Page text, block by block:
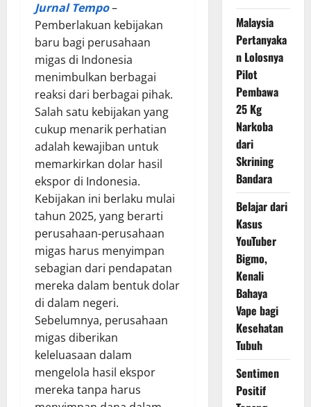
Jurnal Tempo–
Pemberlakuan kebijakan
baru bagi perusahaan
migas di Indonesia
menimbulkan berbagai
reaksi dari berbagai pihak.
Salah satu kebijakan yang
cukup menarik perhatian
adalah kewajiban untuk
memarkirkan dolar hasil
ekspor di Indonesia.
Kebijakan ini berlaku mulai
tahun 2025, yang berarti
perusahaan-perusahaan
migas harus menyimpan
sebagian dari pendapatan
mereka dalam bentuk dolar
di dalam negeri.
Sebelumnya, perusahaan
migas diberikan
keleluasaan dalam
mengelola hasil ekspor
mereka tanpa harus
Malaysia
Pertanyaka
n Lolosnya
Pilot
Pembawa
25 Kg
Narkoba
dari
Skrining
Bandara
Belajar dari
Kasus
YouTuber
Bigmo,
Kenali
Bahaya
Vape bagi
Kesehatan
Tubuh
Sentimen
Positif